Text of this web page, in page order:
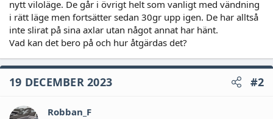
nytt viloläge. De går i övrigt helt som vanligt med vändning
i rätt läge men fortsätter sedan 30gr upp igen. De har alltså
inte slirat på sina axlar utan något annat har hänt.
Vad kan det bero på och hur åtgärdas det?
19 DECEMBER 2023 #2
Robban_F